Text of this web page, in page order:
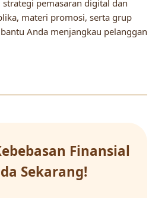
pemasaran digital dan
materi promosi, serta grup
Anda menjangkau pelanggan
Finansial
Sekarang!